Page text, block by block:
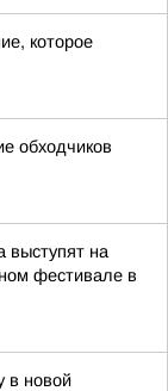
которое
обходчиков
выступят на
фестивале в
в новой